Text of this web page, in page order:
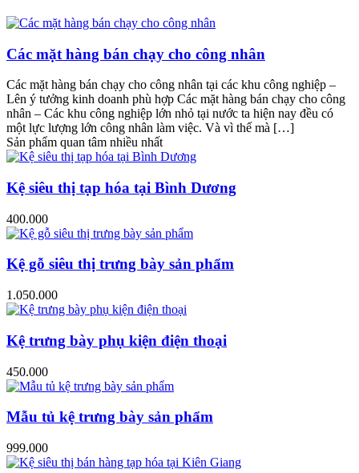
Các mặt hàng bán chạy cho công nhân
Các mặt hàng bán chạy cho công nhân tại các khu công nghiệp –
Lên ý tưởng kinh doanh phù hợp Các mặt hàng bán chạy cho công
nhân – Các khu công nghiệp lớn nhỏ tại nước ta hiện nay đều có
một lực lượng lớn công nhân làm việc. Và vì thế mà […]
Sản phẩm quan tâm nhiều nhất
Kệ siêu thị tạp hóa tại Bình Dương
400.000
Kệ gỗ siêu thị trưng bày sản phẩm
1.050.000
Kệ trưng bày phụ kiện điện thoại
450.000
Mẫu tủ kệ trưng bày sản phẩm
999.000